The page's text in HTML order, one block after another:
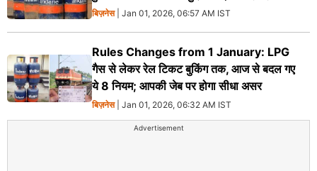
बिज़नेस| Jan 01, 2026, 06:57 AM IST
Rules Changes from 1 January: LPG
गैस से लेकर रेल टिकट बुकिंग तक, आज से बदल गए
ये 8 नियम; आपकी जेब पर होगा सीधा असर
बिज़नेस| Jan 01, 2026, 06:32 AM IST
Advertisement